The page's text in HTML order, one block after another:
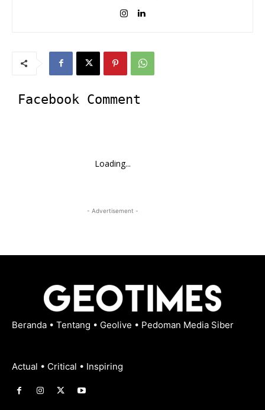
Facebook Comment
Loading...
- Advertisement -
Beranda • Tentang • Geolive • Pedoman Media Siber
Actual • Critical • Inspiring